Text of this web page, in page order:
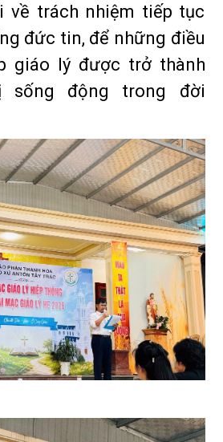
về trách nhiệm tiếp tục
đức tin, để những điều
giáo lý được trở thành
sống động trong đời